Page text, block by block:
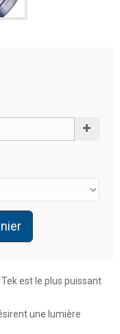
Tek est le plus puissant
une lumière